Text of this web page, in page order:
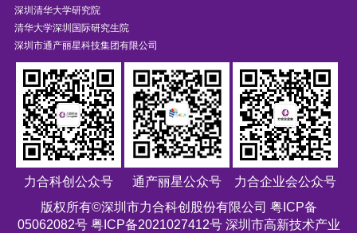
深圳清华大学研究院
清华大学深圳国际研究生院
深圳市通产丽星科技集团有限公司
力合科创公众号 通产丽星公众号
力合企业会公众号
版权所有©深圳市力合科创股份有限公司 粤ICP备
05062082号 粤ICP备2021027412号深圳市高新技术产业